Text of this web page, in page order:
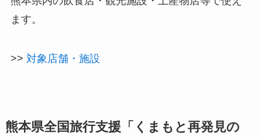
ます。
>> 対象店舗・施設
熊本県全国旅行支援「くまもと再発見の